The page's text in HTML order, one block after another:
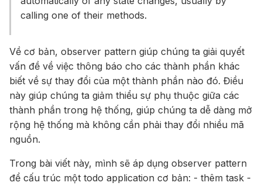
calling one of their methods.
Về cơ bản, observer pattern giúp chúng ta giải quyết
vấn đề về việc thông báo cho các thành phần khác
biết về sự thay đổi của một thành phần nào đó. Điều
này giúp chúng ta giảm thiểu sự phụ thuộc giữa các
thành phần trong hệ thống, giúp chúng ta dễ dàng mở
rộng hệ thống mà không cần phải thay đổi nhiều mã
nguồn.
Trong bài viết này, mình sẽ áp dụng observer pattern
để cấu trúc một todo application cơ bản: - thêm task -